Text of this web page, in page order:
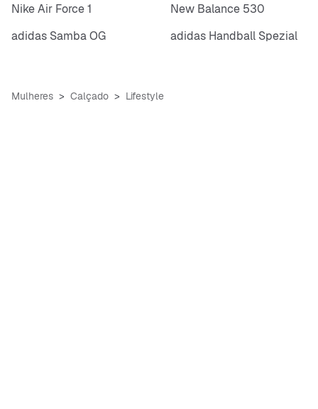
Nike Air Force 1
New Balance 530
adidas Samba OG
adidas Handball Spezial
Mulheres Calçado Lifestyle